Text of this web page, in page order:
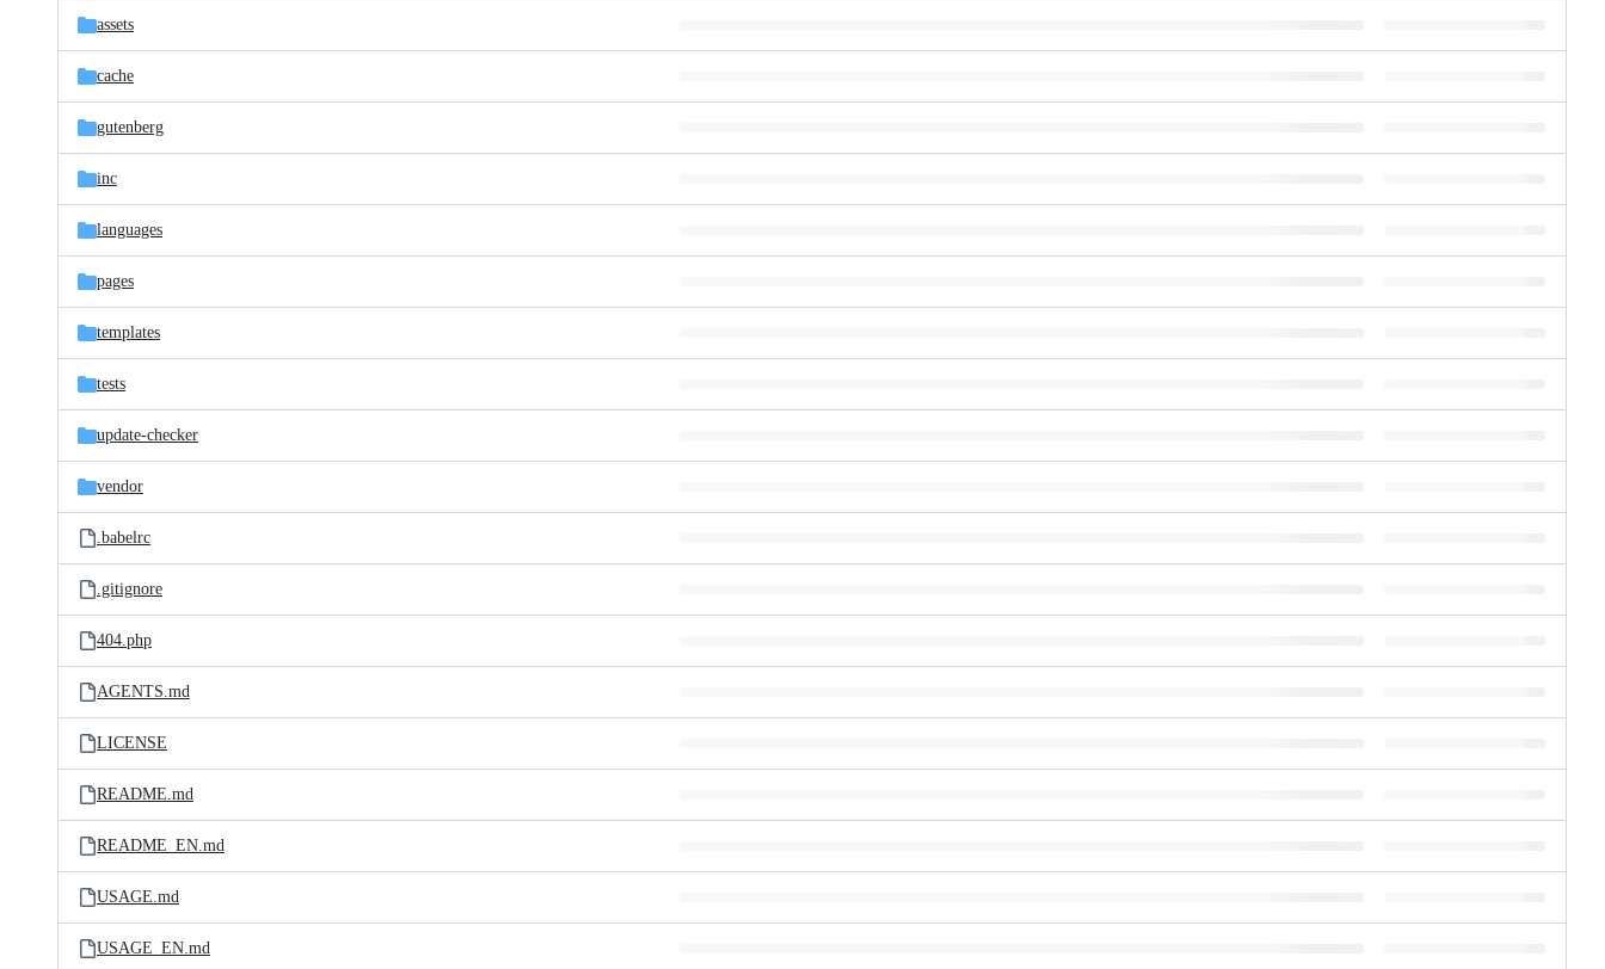
assets
cache
gutenberg
inc
languages
pages
templates
tests
update-checker
vendor
.babelrc
.gitignore
404.php
AGENTS.md
LICENSE
README.md
README_EN.md
USAGE.md
USAGE_EN.md